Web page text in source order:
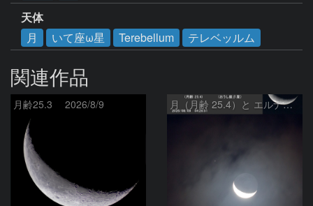
天体
月
いて座ω星 Terebellum テレベッルム
関連作品
月齢25.3 2026/8/9 月（月齢 25.4）と エルナト（おうし座β星）